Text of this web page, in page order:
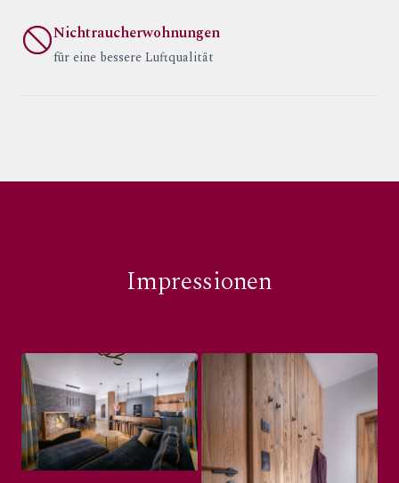
Nichtraucherwohnungen
für eine bessere Luftqualität
Impressionen